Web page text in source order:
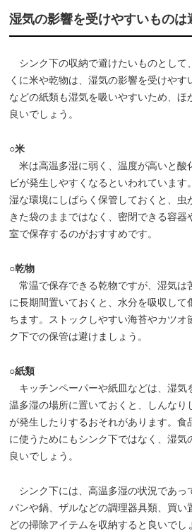
湿気の影響を受けやすいものは
シンク下の収納で避けたいものとして
くに米や乾物は、湿気の影響を受けやす
などの紙類も湿気を吸いやすいため、ほ
良いでしょう。
○米
米は高温多湿に弱く、温度が高いと酸
ビが発生しやすくなるといわれています
湿な環境にしばらく保管しておくと、虫
きた袋のままではなく、密閉できる容
室で保存するのがおすすめです。
○乾物
常温で保存できる乾物ですが、湿気は
に長期間置いておくと、水分を吸収して
ちます。ストックしやすい海苔やカツオ
ク下での保管は避けましょう。
○紙類
キッチンペーパーや紙皿などは、湿気
温多湿の場所に置いておくと、しんなり
が発生したりするおそれがあります。食
に使うためにもシンク下ではなく、湿気
良いでしょう。
シンク下には、高温多湿の状況であっ
パンや鍋、ザルなどの調理器具類、買い
どの掃除アイテムを収納すると良いでし